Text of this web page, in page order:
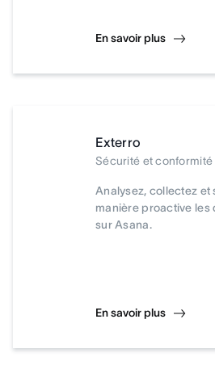
En savoir plus
Exterro
Sécurité et conformité
Analysez, collectez et
manière proactive les
sur Asana.
En savoir plus